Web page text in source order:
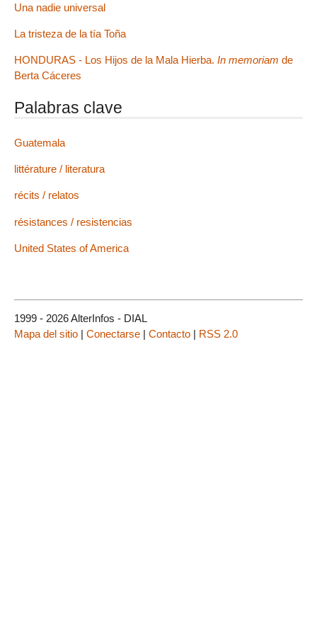
Una nadie universal
La tristeza de la tía Toña
HONDURAS - Los Hijos de la Mala Hierba. In memoriam de
Berta Cáceres
Palabras clave
Guatemala
littérature / literatura
récits / relatos
résistances / resistencias
United States of America
1999 - 2026 AlterInfos - DIAL
Mapa del sitio | Conectarse | Contacto | RSS 2.0